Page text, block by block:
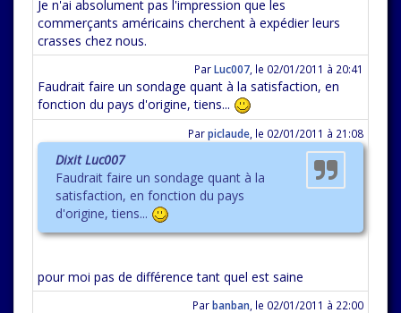
Je n'ai absolument pas l'impression que les
commerçants américains cherchent à expédier leurs
crasses chez nous.
ParLuc007 le 02/01/2011 à 20:41
Faudrait faire un sondage quant à la satisfaction, en
fonction du pays d'origine, tiens...
Parpiclaude le 02/01/2011 à 21:08
Dixit Luc007
Faudrait faire un sondage quant à la
satisfaction, en fonction du pays
d'origine, tiens...
pour moi pas de différence tant quel est saine
Parbanban le 02/01/2011 à 22:00